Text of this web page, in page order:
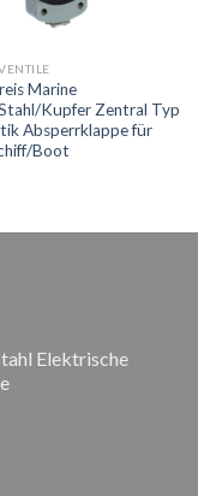
Marine
Kupfer Zentral Typ
Absperrklappe für
Boot
Elektrische